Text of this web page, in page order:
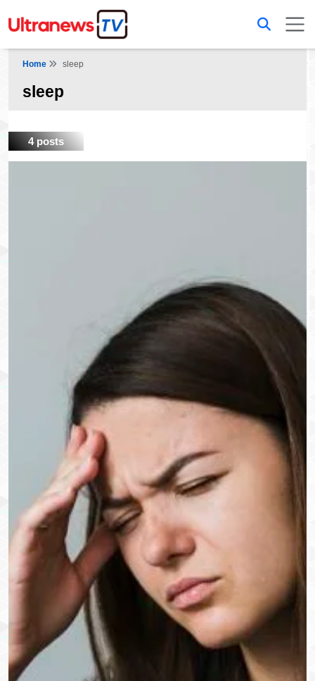
Home sleep
sleep
4 posts